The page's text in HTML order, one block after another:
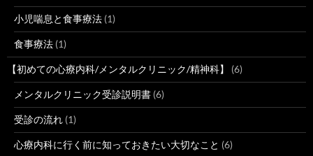
小児喘息と食事療法 (1)
食事療法 (1)
【初めての心療内科/メンタルクリニック/精神科】 (6)
メンタルクリニック受診説明書 (6)
受診の流れ (1)
心療内科に行く前に知っておきたい大切なこと (6)